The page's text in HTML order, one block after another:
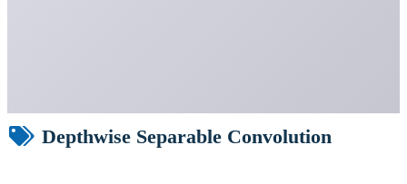
Depthwise Separable Convolution